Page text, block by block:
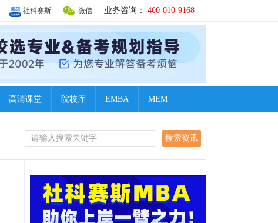
业务咨询： 400-010-9168
微信
社科赛斯
高清课堂 院校库 EMBA MEM